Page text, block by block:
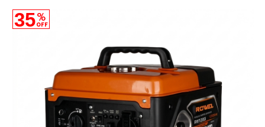
35%
OFF